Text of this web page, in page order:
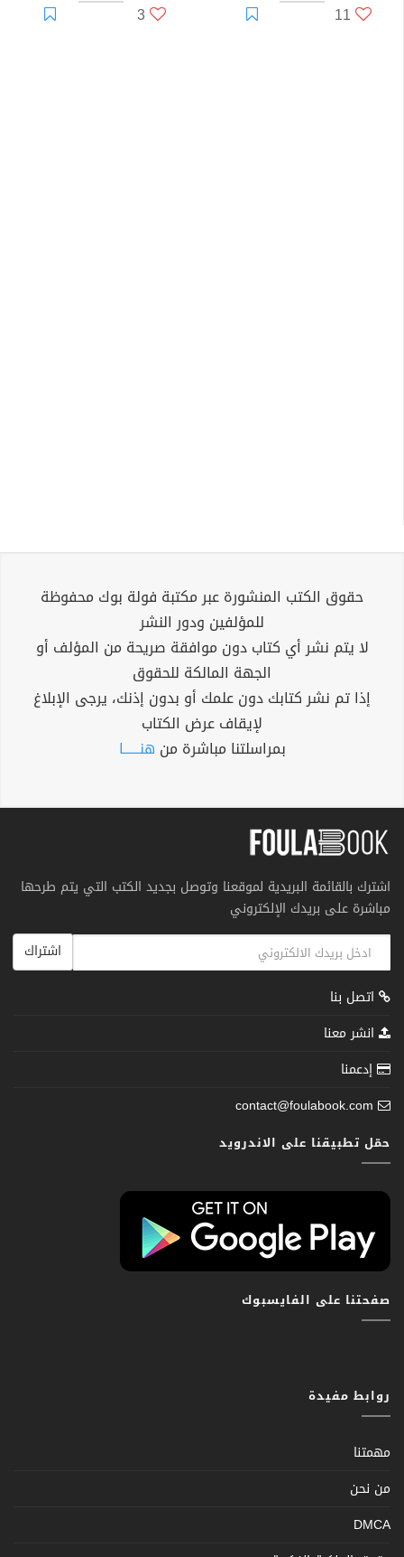
11
3
حقوق الكتب المنشورة عبر مكتبة فولة بوك محفوظة
للمؤلفين ودور النشر
لا يتم نشر أي كتاب دون موافقة صريحة من المؤلف أو
الجهة المالكة للحقوق
إذا تم نشر كتابك دون علمك أو بدون إذنك، يرجى الإبلاغ
لإيقاف عرض الكتاب
بمراسلتنا مباشرة من هنــــــا
اشترك بالقائمة البريدية لموقعنا وتوصل بجديد الكتب التي يتم طرحها
مباشرة على بريدك الإلكتروني
اشتراك
اتصل بنا
انشر معنا
إدعمنا
contact@foulabook.com
حمّل تطبيقنا على الاندرويد
صفحتنا على الفايسبوك
روابط مفيدة
مهمتنا
من نحن
DMCA